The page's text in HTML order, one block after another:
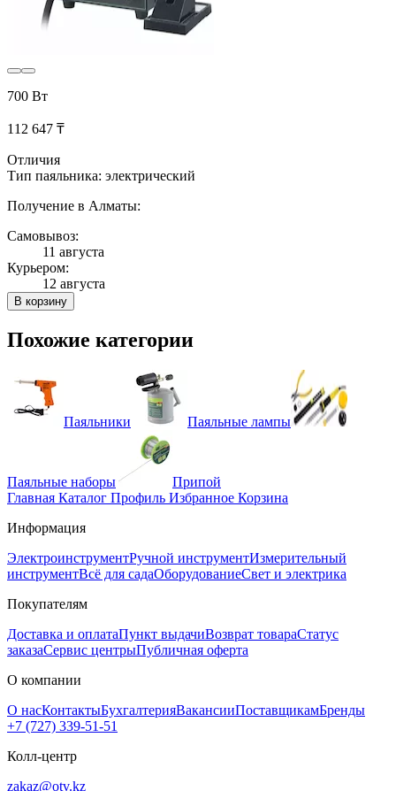
700 Вт
112 647 ₸
Отличия
Тип паяльника: электрический
Получение в Алматы:
Самовывоз:
11 августа
Курьером:
12 августа
В корзину
Похожие категории
Паяльники Паяльные лампы
Паяльные наборы
Припой
Главная Каталог Профиль Избранное Корзина
Информация
ЭлектроинструментРучной инструментИзмерительный
инструментВсё для садаОборудованиеСвет и электрика
Покупателям
Доставка и оплатаПункт выдачиВозврат товараСтатус
заказаСервис центрыПубличная оферта
О компании
О насКонтактыБухгалтерияВакансииПоставщикамБренды
+7 (727) 339-51-51
Колл-центр
zakaz@otv.kz